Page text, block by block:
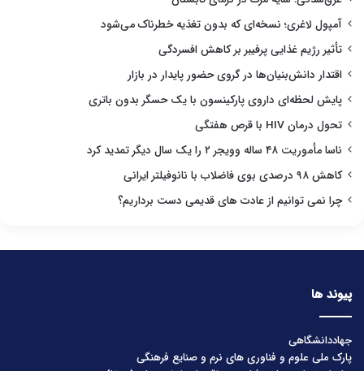
آمپول لاغری؛ نسخه‌ای که بدون تغذیه خطرناک می‌شود
تأثیر رژیم غذایی پرفیبر بر کاهش افسردگی
اقتدار دانش‌بنیان‌ها در گروی حضور پایدار در بازار
پایش لحظه‌ای داروی پارکینسون با یک حسگر بدون باتری
تحول درمان HIV با قرص هفتگی
ناسا مأموریت ۴۸ ساله وویجر ۲ را یک سال دیگر تمدید کرد
کاهش ۹۸ درصدی بوی فاضلاب با نانوفیلتر ایرانی
چرا نمی توانیم از عادت های قدیمی دست برداریم؟
پیوند ها
جهاددانشگاهی
پارک ملی علوم و فناوری های نرم و صنایع فرهنگی